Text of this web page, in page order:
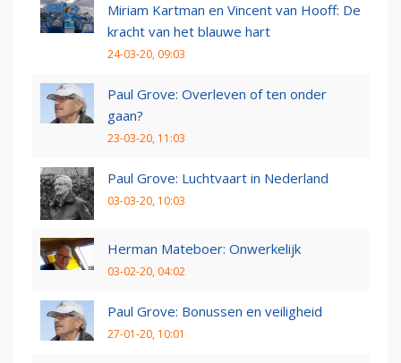
Miriam Kartman en Vincent van Hooff: De
kracht van het blauwe hart
24-03-20, 09:03
Paul Grove: Overleven of ten onder
gaan?
23-03-20, 11:03
Paul Grove: Luchtvaart in Nederland
03-03-20, 10:03
Herman Mateboer: Onwerkelijk
03-02-20, 04:02
Paul Grove: Bonussen en veiligheid
27-01-20, 10:01